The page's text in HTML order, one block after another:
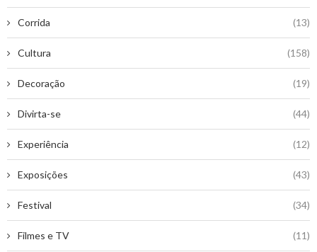
Corrida (13)
Cultura (158)
Decoração (19)
Divirta-se (44)
Experiência (12)
Exposições (43)
Festival (34)
Filmes e TV (11)